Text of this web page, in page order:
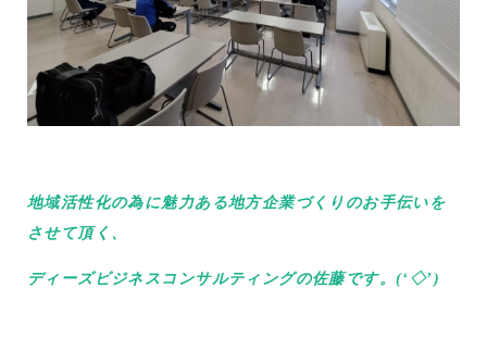
地域活性化の為に魅力ある地方企業づくりのお手伝いを
させて頂く、
ディーズビジネスコンサルティングの佐藤です。(‘◇’)ゞ